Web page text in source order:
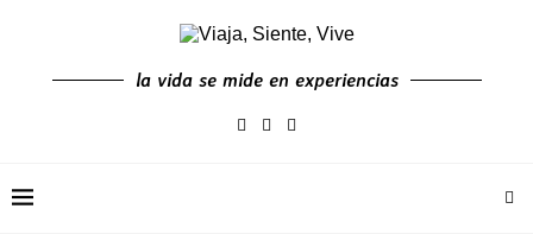
la vida se mide en experiencias